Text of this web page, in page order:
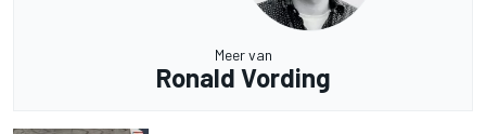
Meer van
Ronald Vording